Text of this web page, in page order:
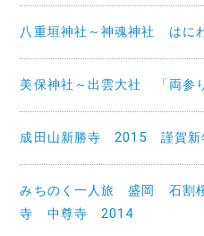
ン
八重垣神社～神魂神社 はに
美保神社～出雲大社 「両参
成田山新勝寺 2015 謹賀新
みちのく一人旅 盛岡 石
寺 中尊寺 2014